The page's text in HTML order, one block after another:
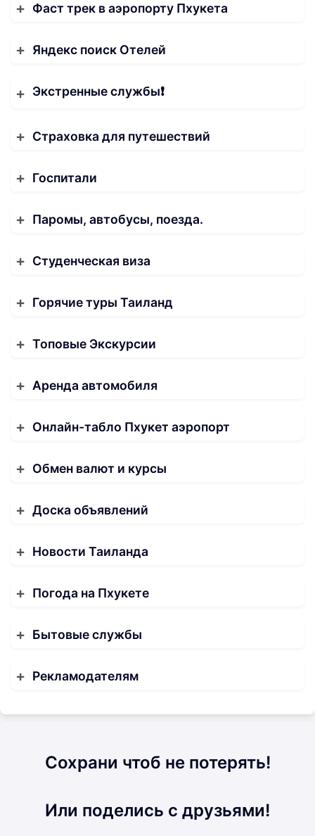
Фаст трек в аэропорту Пхукета
Яндекс поиск Отелей
Экстренные службы❗️
Страховка для путешествий
Госпитали
Паромы, автобусы, поезда.
Студенческая виза
Горячие туры Таиланд
Топовые Экскурсии
Аренда автомобиля
Онлайн-табло Пхукет аэропорт
Обмен валют и курсы
Доска объявлений
Новости Таиланда
Погода на Пхукете
Бытовые службы
Рекламодателям
Сохрани чтоб не потерять!
Или поделись с друзьями!